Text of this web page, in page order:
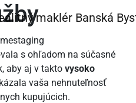
s ohľadom na súčasné
aby aj v takto vysoko
vaša nehnuteľnosť
kupujúcich.